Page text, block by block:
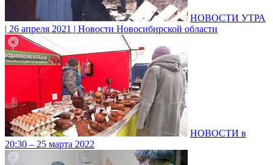
НОВОСТИ УТРА
| 26 апреля 2021 | Новости Новосибирской области
НОВОСТИ в
20:30 – 25 марта 2022